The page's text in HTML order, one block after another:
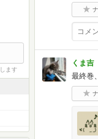
ます
くま吉
最終巻